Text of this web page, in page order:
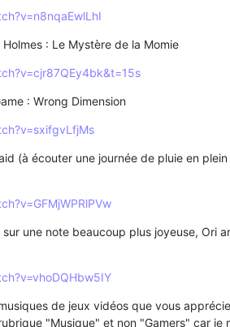
: Le Mystère de la Momie
: Wrong Dimension
(à écouter une journée de pluie en
une note beaucoup plus joyeuse, Ori
de jeux vidéos que vous
"Musique" et non "Gamers" car je